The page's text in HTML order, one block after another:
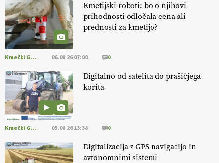
EKOloško = logično: ekološka kmetija
HOMAR
EKOloško = logično: VLOG Ekološko
kmetijstvo brez škropljenja?
EKOloško = logično: ekološka kmetija
ALTENBAHER
EKOloško = logično: ekološko oljarstvo
MORGAN
Kmetijski roboti: bo o njihovi
prihodnosti odločala cena ali
prednosti za kmetijo?
Kmečki Glas 06.08.26 07:00 0
Digitalno od satelita do prašičjega
korita
Kmečki Glas 05.08.26 13:38 0
Digitalizacija z GPS navigacijo in
avtonomnimi sistemi